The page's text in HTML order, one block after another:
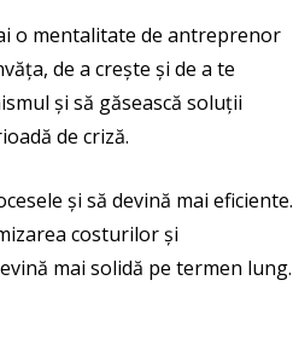
o mentalitate de antreprenor
de a crește și de a te
și să găsească soluții
de criză.
și să devină mai eficiente.
costurilor și
mai solidă pe termen lung.